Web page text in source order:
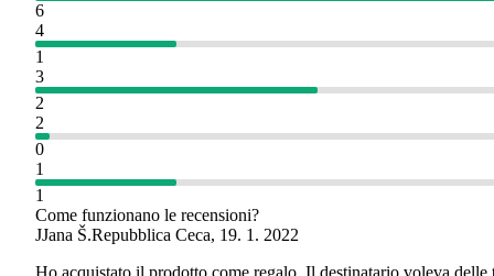
6
4
1
3
2
2
0
1
1
Come funzionano le recensioni?
JJana Š.Repubblica Ceca, 19. 1. 2022